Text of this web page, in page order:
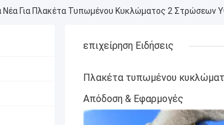
Νέα Για Πλακέτα Τυπωμένου Κυκλώματος 2
επιχείρηση Ειδήσεις
Πλακέτα τυπωμένου
Απόδοση & Εφαρμογές